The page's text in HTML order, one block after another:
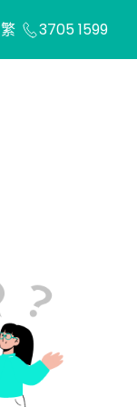
繁 3705 1599